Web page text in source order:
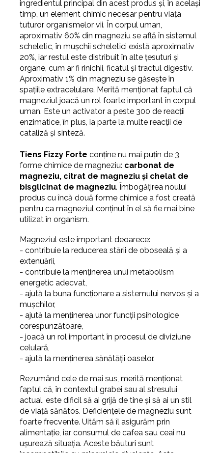
ingredientul principal din acest produs și, în același
timp, un element chimic necesar pentru viața
tuturor organismelor vii. În corpul uman,
aproximativ 60% din magneziu se află în sistemul
scheletic, în mușchii scheletici există aproximativ
20%, iar restul este distribuit în alte țesuturi și
organe, cum ar fi rinichii, ficatul și tractul digestiv.
Aproximativ 1% din magneziu se găsește în
spațiile extracelulare. Merită menționat faptul că
magneziul joacă un rol foarte important în corpul
uman. Este un activator a peste 300 de reacții
enzimatice, în plus, ia parte la multe reacții de
cataliză și sinteză.
Tiens Fizzy Forte conține nu mai puțin de 3
forme chimice de magneziu: carbonat de
magneziu, citrat de magneziu și chelat de
bisglicinat de magneziu. Îmbogățirea noului
produs cu încă două forme chimice a fost creată
pentru ca magneziul conținut în el să fie mai bine
utilizat în organism.
Magneziul este important deoarece:
- contribuie la reducerea stării de oboseală și a
extenuării,
- contribuie la menținerea unui metabolism
energetic adecvat,
- ajută la buna funcționare a sistemului nervos și a
mușchilor,
- ajută la menținerea unor funcții psihologice
corespunzătoare,
- joacă un rol important în procesul de diviziune
celulară,
- ajută la menținerea sănătății oaselor.
Rezumând cele de mai sus, merită menționat
faptul că, în contextul grabei sau al stresului
actual, este dificil să ai grijă de tine și să ai un stil
de viață sănătos. Deficiențele de magneziu sunt
foarte frecvente. Uităm să îl asigurăm prin
alimentație, iar consumul de cafea sau ceai nu
ușurează situația. Aceste băuturi sunt